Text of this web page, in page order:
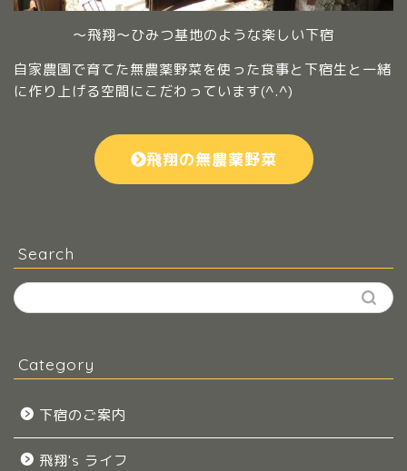
～飛翔～ひみつ基地のような楽しい下宿
自家農園で育てた無農薬野菜を使った食事と下宿生と一緒
に作り上げる空間にこだわっています(^.^)
飛翔の無農薬野菜
Search
Category
下宿のご案内
飛翔's ライフ